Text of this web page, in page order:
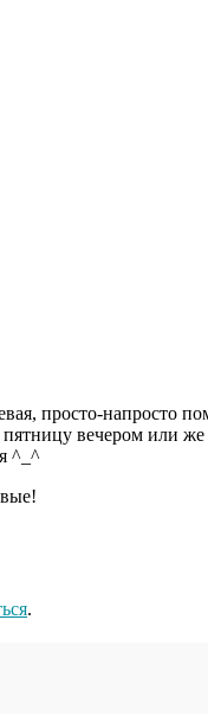
просто-напросто
вечером или
^_^
.